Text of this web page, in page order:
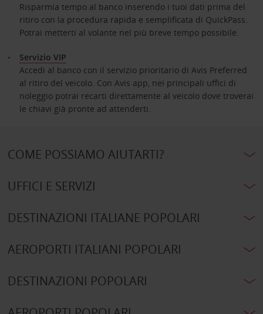
Risparmia tempo al banco inserendo i tuoi dati prima del
ritiro con la procedura rapida e semplificata di QuickPass.
Potrai metterti al volante nel più breve tempo possibile.
Servizio VIP
Accedi al banco con il servizio prioritario di Avis Preferred
al ritiro del veicolo. Con Avis app, nei principali uffici di
noleggio potrai recarti direttamente al veicolo dove troverai
le chiavi già pronte ad attenderti.
COME POSSIAMO AIUTARTI?
UFFICI E SERVIZI
DESTINAZIONI ITALIANE POPOLARI
AEROPORTI ITALIANI POPOLARI
DESTINAZIONI POPOLARI